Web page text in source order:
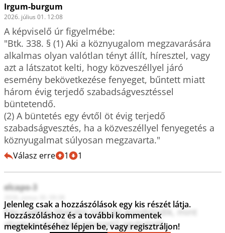
Irgum-burgum
2026. július 01. 12:08
A képviselő úr figyelmébe:
"Btk. 338. § (1) Aki a köznyugalom megzavarására
alkalmas olyan valótlan tényt állít, híresztel, vagy
azt a látszatot kelti, hogy közveszéllyel járó
esemény bekövetkezése fenyeget, bűntett miatt
három évig terjedő szabadságvesztéssel
büntetendő.
(2) A büntetés egy évtől öt évig terjedő
szabadságvesztés, ha a közveszéllyel fenyegetés a
Válasz erre 1 1
elcapo-3
Egy szektás liberális szar így gondolodik, mint
ahogyan ez a Bart nevezetű agyhalott!
Jelenleg csak a hozzászólások egy kis részét látja.
Hozzászóláshoz és a további kommentek
megtekintéséhez lépjen be, vagy regisztráljon!